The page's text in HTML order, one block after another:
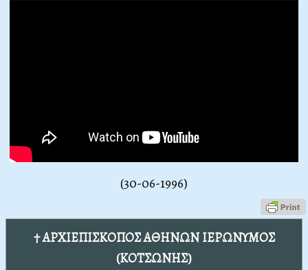
(30-06-1996)
† ΑΡΧΙΕΠΙΣΚΟΠΟΣ ΑΘΗΝΩΝ ΙΕΡΩΝΥΜΟΣ
(ΚΟΤΣΩΝΗΣ)